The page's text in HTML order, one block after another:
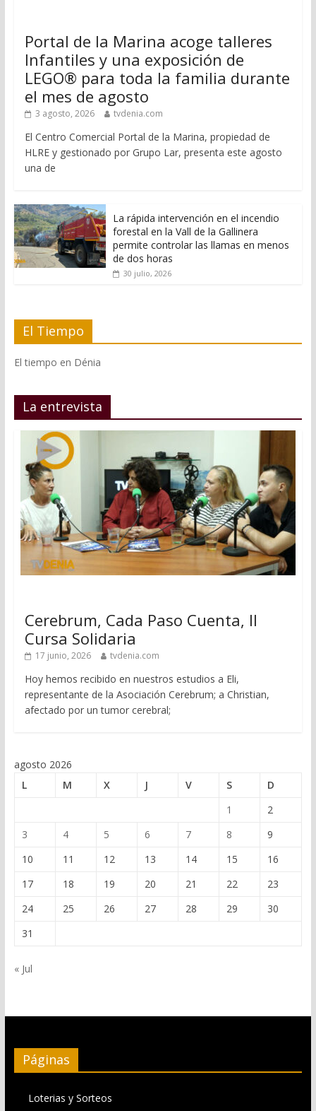
Portal de la Marina acoge talleres
Infantiles y una exposición de
LEGO® para toda la familia durante
el mes de agosto
3 agosto, 2026 tvdenia.com
El Centro Comercial Portal de la Marina, propiedad de
HLRE y gestionado por Grupo Lar, presenta este agosto
una de
La rápida intervención en el incendio
forestal en la Vall de la Gallinera
permite controlar las llamas en menos
de dos horas
30 julio, 2026
El Tiempo
El tiempo en Dénia
La entrevista
Cerebrum, Cada Paso Cuenta, II
Cursa Solidaria
17 junio, 2026 tvdenia.com
Hoy hemos recibido en nuestros estudios a Eli,
representante de la Asociación Cerebrum; a Christian,
afectado por un tumor cerebral;
agosto 2026
L
M X J V S
D
1
2
3
4 5 6 7 8
9
10
11 12 13 14 15
16
17
18 19 20 21 22
23
24
25 26 27 28 29
30
31
« Jul
Páginas
Loterias y Sorteos